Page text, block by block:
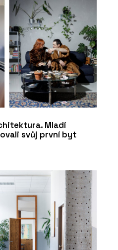
Mladí
svůj první byt